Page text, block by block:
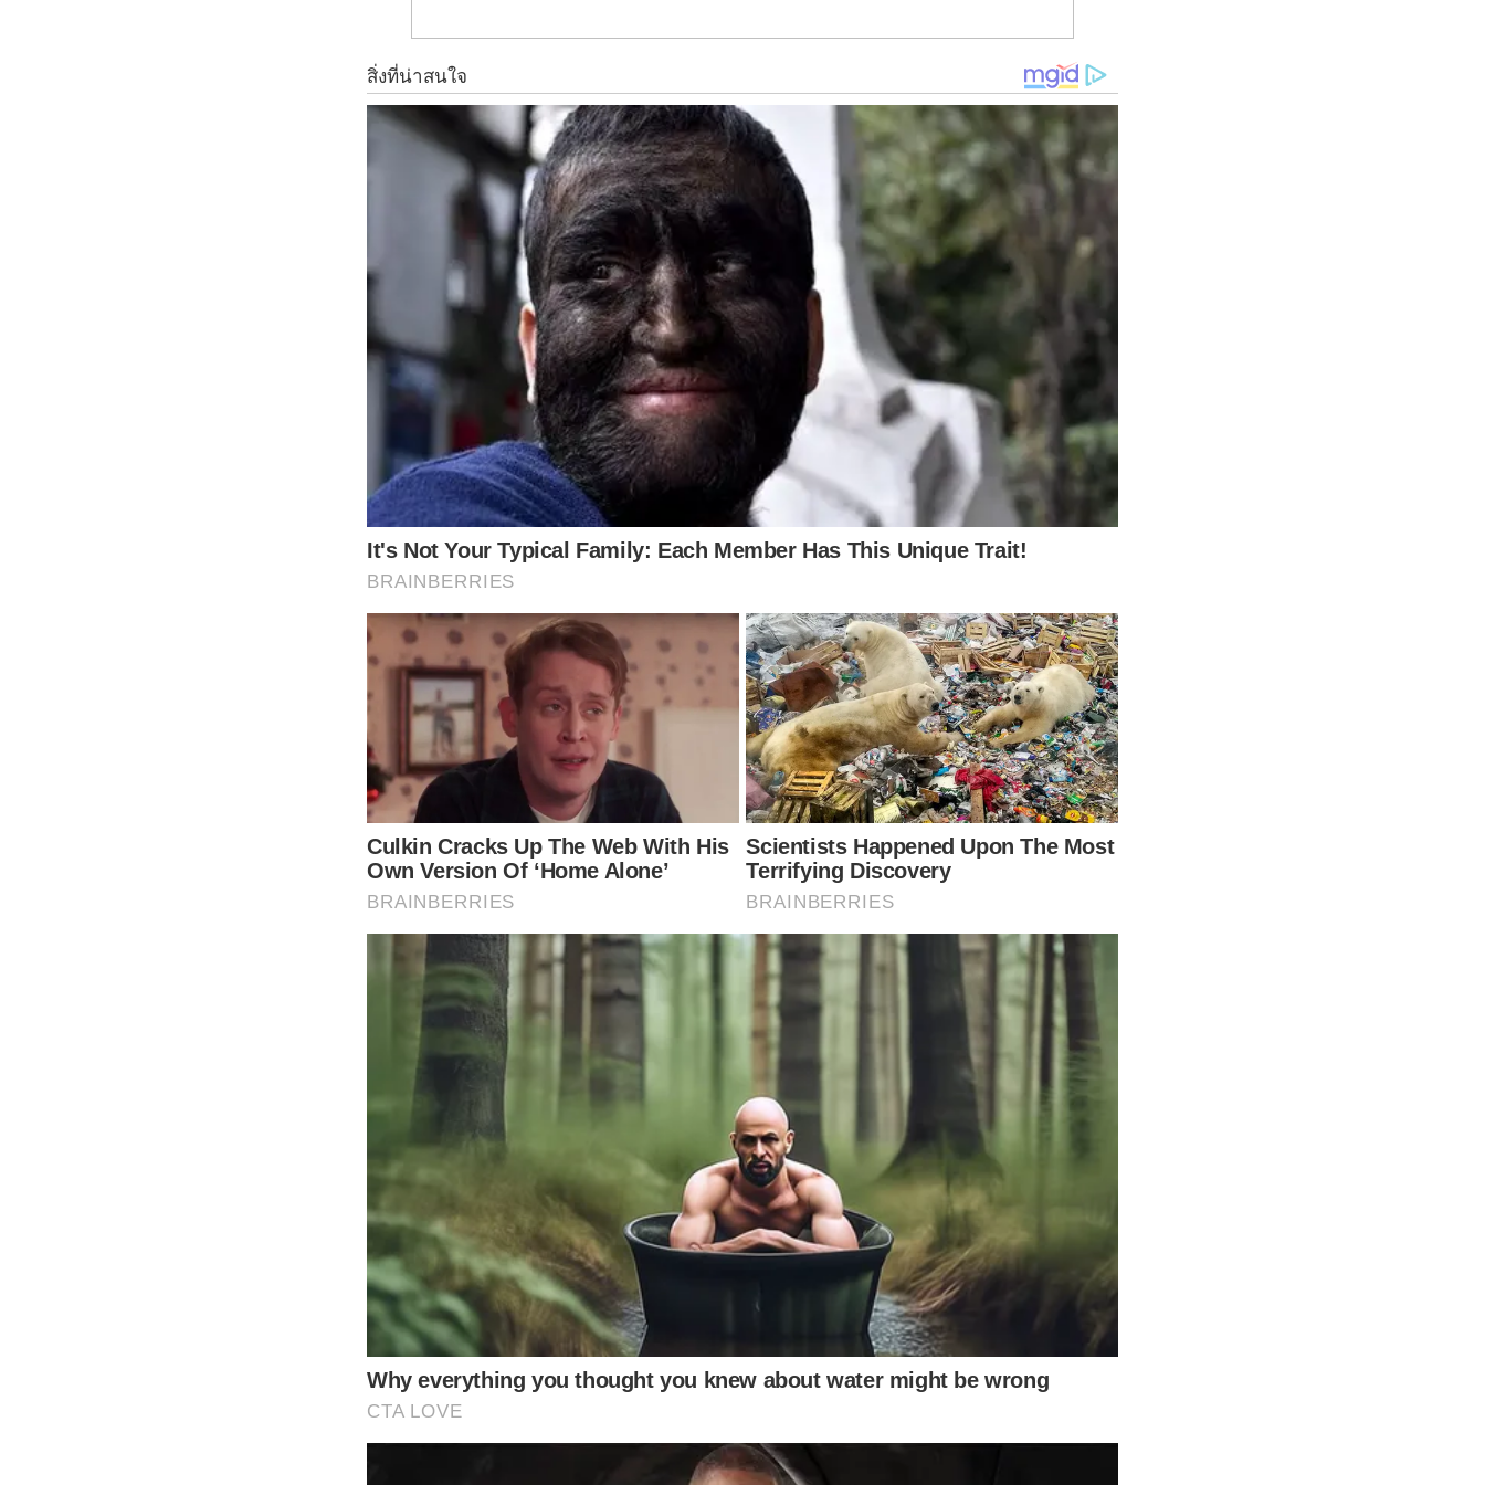
ปกติแล้วแว่นจะมีผ้าสำหรับเช็ดแว่นโดยเฉพาะเลย แต่เชื่อว่าหลายคนเคยเผลอเอากระดาษทิชชู่มาเช็ด แต่รู้ไหมว่าจะทำให้เลนส์แว่นนั้นเสียหายมีรอยได้ง่าย ๆ และยังทำให้สา รเคลือบนั้นเสียหายได้
ฉะนั้นแล้วหากจะเช็ดแว่นควรใช้ผ้าสำหรับเช็ดแว่นเฉพาะจะดีกว่า
ซึ่งก็ต้องบอกว่าบางชิ้นอย่ างมือถือสมาร์ทโฟน จอคอมพิวเตอร์ เพราะจะเป็นจอที่มีความละเอียดอ่อน เสียหายได้ง่ายมาก ๆ หากเราใช้กระดาษทิชชู่เช็ดทำความสะอาดจะทำให้ผิวจอได้รับความเสีย
หายได้ โดยเฉพาะจอไหนที่เป็นแบบสัมผัส วิธีที่ถูกคือเอาผ้าไมโครไฟเบอร์มาใช้เช็ดจะดีกว่า